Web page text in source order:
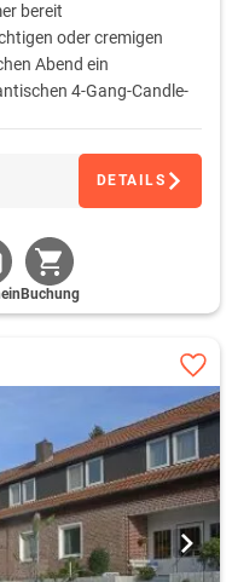
bereit
oder cremigen
Abend ein
4-Gang-Candle-
Bettfrühstück auf das
DETAILS
Buchung